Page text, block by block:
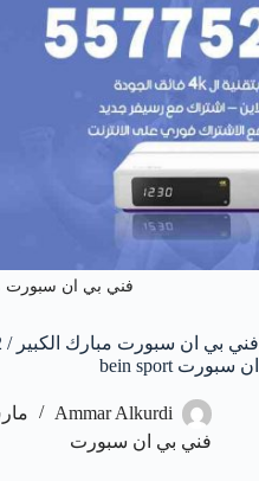
فني بي ان سبورت
ان سبورت bein sport
Ammar Alkurdi
مارس
فني بي ان سبورت